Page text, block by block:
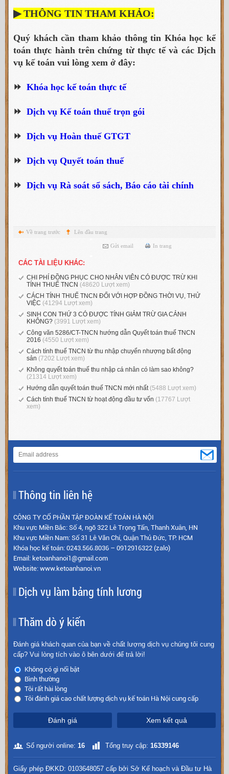
▶ THÔNG TIN THAM KHẢO:
Quý khách cần tham khảo thông tin Khóa học kế
toán thực hành trên chứng từ thực tế và các Dịch
vụ kế toán vui lòng xem ở đây:
⏩ Khóa học kế toán thực tế
⏩ Dịch vụ Kế toán thuế trọn gói
⏩ Dịch vụ Hoàn thuế GTGT
⏩ Dịch vụ Quyết toán thuế
⏩ Dịch vụ Rà soát sổ sách, Báo cáo tài chính
Về trang trước Lên đầu trang
Gửi email In trang
CÁC TÀI LIỆU KHÁC:
CHI PHÍ ĐỒNG PHỤC CHO NHÂN VIÊN CÓ ĐƯỢC TRỪ KHI
TÍNH THUẾ TNCN (48620 Lượt xem)
CÁCH TÍNH THUẾ TNCN ĐỐI VỚI HỢP ĐỒNG THỜI VỤ, THỬ
VIỆC (41294 Lượt xem)
SINH CON THỨ 3 CÓ ĐƯỢC TÍNH GIẢM TRỪ GIA CẢNH
KHÔNG? (3991 Lượt xem)
Công văn 5286/CT-TNCN hướng dẫn Quyết toán thuế TNCN
2016 (4550 Lượt xem)
Cách tính thuế TNCN từ thu nhập chuyển nhượng bất động
sản (7202 Lượt xem)
Không quyết toán thuế thu nhập cá nhân có làm sao không?
(21314 Lượt xem)
Hướng dẫn quyết toán thuế TNCN mới nhất (5488 Lượt xem)
Cách tính thuế TNCN từ hoạt động đầu tư vốn (17767 Lượt
xem)
Thông tin liên hệ
CÔNG TY CỔ PHẦN TẬP ĐOÀN KẾ TOÁN HÀ NỘI
Khu vực Miền Bắc: Số 4, ngõ 322 Lê Trọng Tấn, Thanh Xuân, HN
Khu vực Miền Nam: Số 31 Lê Văn Chí, Quận Thủ Đức, TP. HCM
Khóa học kế toán: 0243.566.8036 – 0912916322 (zalo)
Email: ketoanhanoi1@gmail.com
Website: www.ketoanhanoi.vn
Dịch vụ làm bảng tính lương
Thăm dò ý kiến
Đánh giá khách quan của bạn về chất lượng dịch vụ chúng tôi cung
cấp? Vui lòng tích vào ô bên dưới để trả lời!
Không có gì nổi bật
Bình thường
Tôi rất hài lòng
Tôi đánh giá cao chất lượng dịch vụ kế toán Hà Nội cung cấp
Đánh giá Xem kết quả
Số người online: 16 Tổng truy cập: 16339146
Giấy phép ĐKKD: 0103648057 cấp bởi Sở Kế hoạch và Đầu tư Hà